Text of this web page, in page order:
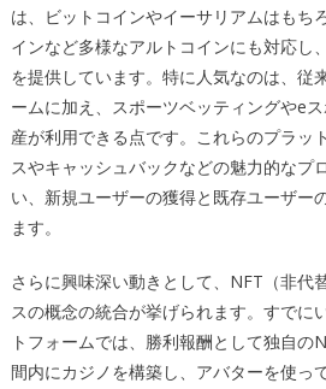
は、ビットコインやイーサリアムはもち
インなど多様なアルトコインにも対応し
を提供しています。特に人気なのは、従
ームに加え、スポーツベッティングやe
産が利用できる点です。これらのプラッ
スやキャッシュバックなどの魅力的なプ
い、新規ユーザーの獲得と既存ユーザー
ます。
さらに興味深い動きとして、NFT（非代
スの概念の統合が挙げられます。すでに
トフォームでは、勝利報酬として独自の
間内にカジノを構築し、アバターを使っ